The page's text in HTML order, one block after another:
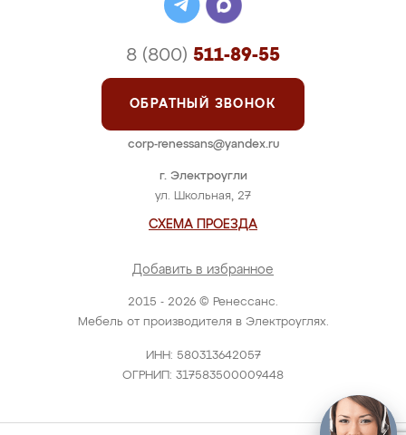
2015 - 2026 © Ренессанс.
Мебель от производителя в Электроуглях.
ИНН: 580313642057
ОГРНИП: 317583500009448
г. Электроугли
ул. Школьная, 27
СХЕМА ПРОЕЗДА
Добавить в избранное
8 (800) 511-89-55
ОБРАТНЫЙ ЗВОНОК
corp-renessans@yandex.ru